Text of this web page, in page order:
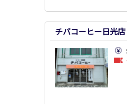
チバコーヒー日光店